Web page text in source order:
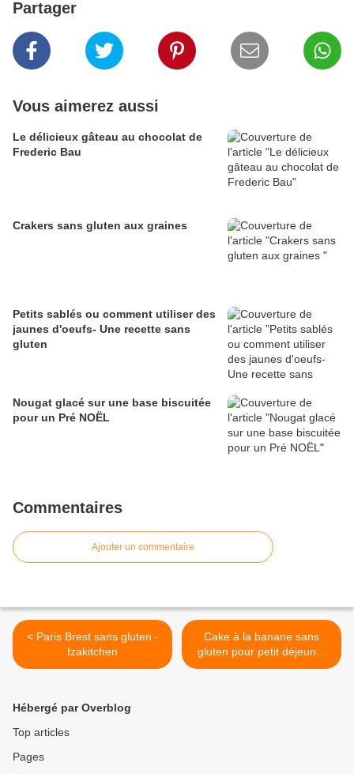
Partager
Vous aimerez aussi
Le délicieux gâteau au chocolat de
Frederic Bau
Crakers sans gluten aux graines
Petits sablés ou comment utiliser des
jaunes d'oeufs- Une recette sans
gluten
Nougat glacé sur une base biscuitée
pour un Pré NOËL
Commentaires
Ajouter un commentaire
< Paris Brest sans gluten -
Izakitchen
Cake à la banane sans
gluten pour petit déjeuner
précipité >
Hébergé par Overblog
Top articles
Pages